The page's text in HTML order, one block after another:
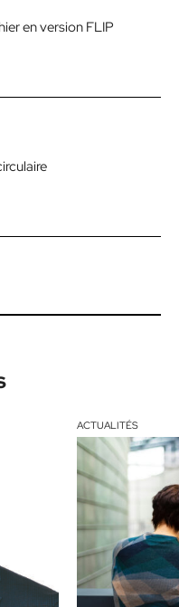
en version FLIP
ACTUALITÉS